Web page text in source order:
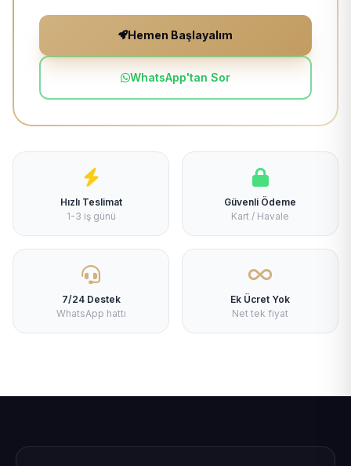
Hemen Başlayalım
WhatsApp'tan Sor
Hızlı Teslimat
1-3 iş günü
Güvenli Ödeme
Kart / Havale
7/24 Destek
WhatsApp hattı
Ek Ücret Yok
Net tek fiyat